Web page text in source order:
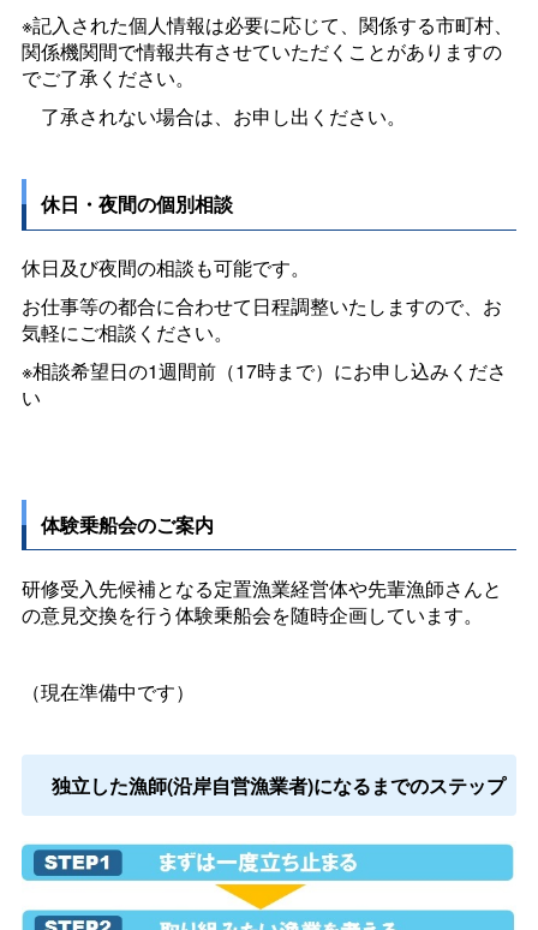
※記入された個人情報は必要に応じて、関係する市町村、
関係機関間で情報共有させていただくことがありますの
でご了承ください。
了承されない場合は、お申し出ください。
休日・夜間の個別相談
休日及び夜間の相談も可能です。
お仕事等の都合に合わせて日程調整いたしますので、お
気軽にご相談ください。
※相談希望日の1週間前（17時まで）にお申し込みくださ
い
体験乗船会のご案内
研修受入先候補となる定置漁業経営体や先輩漁師さんと
の意見交換を行う体験乗船会を随時企画しています。
（現在準備中です）
独立した漁師(沿岸自営漁業者)になるまでのステップ